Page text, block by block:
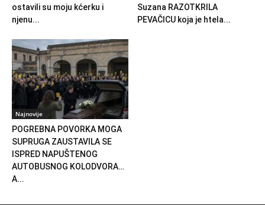
ostavili su moju kćerku i
njenu...
Suzana RAZOTKRILA
PEVAČICU koja je htela...
Najnovije
POGREBNA POVORKA MOGA
SUPRUGA ZAUSTAVILA SE
ISPRED NAPUŠTENOG
AUTOBUSNOG KOLODVORA…
A...